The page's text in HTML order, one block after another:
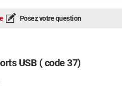
Posez votre question
USB ( code 37)